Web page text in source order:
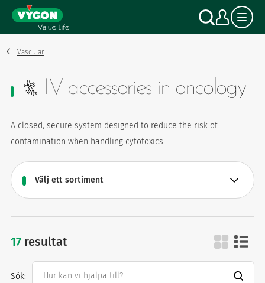
Cookie- hanteringspanel
huvudinnehåll
SökMitt
Vascular
IV accessories in oncology
A closed, secure system designed to reduce the risk of
contamination when handling cytotoxics
17resultativ accessories in oncology
Sök: